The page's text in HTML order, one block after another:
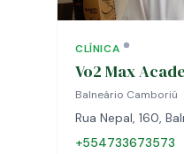
CLÍNICA
Vo2 Max
Balneário Camboriú
Rua Nepal, 160,
+554733673573